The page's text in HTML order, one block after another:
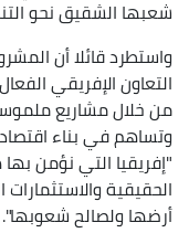
شعبها الشقيق نحو
واستطرد قائلا أن
التعاون الإفريقي
من خلال مشاريع
وتساهم في بناء
"إفريقيا التي نؤمن بها
الحقيقية والاستثمارات
أرضها ولصالح شعوبها".